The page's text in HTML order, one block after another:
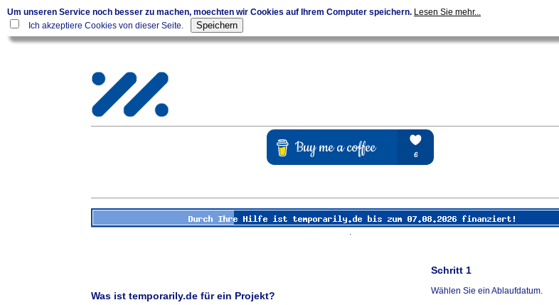
Um unseren Service noch besser zu machen, moechten wir Cookies auf Ihrem Computer speichern. Lesen Sie mehr...
Ich akzeptiere Cookies von dieser Seite.
.
Was ist temporarily.de für ein Projekt?
Schritt 1
Wählen Sie ein Ablaufdatum.